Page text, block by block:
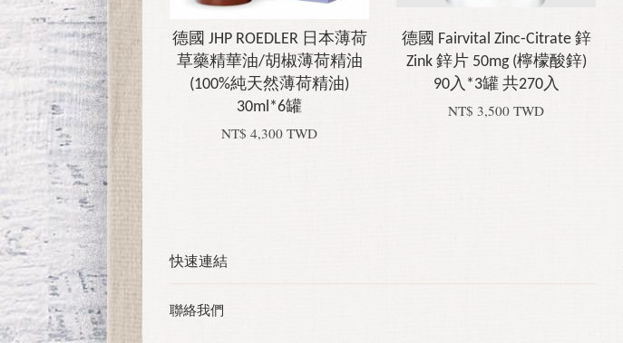
德國 JHP ROEDLER 日本薄荷
草藥精華油/胡椒薄荷精油
(100%純天然薄荷精油)
30ml*6罐
NT$ 4,300 TWD
德國 Fairvital Zinc-Citrate 鋅
Zink 鋅片 50mg (檸檬酸鋅)
90入*3罐 共270入
NT$ 3,500 TWD
快速連結
聯絡我們